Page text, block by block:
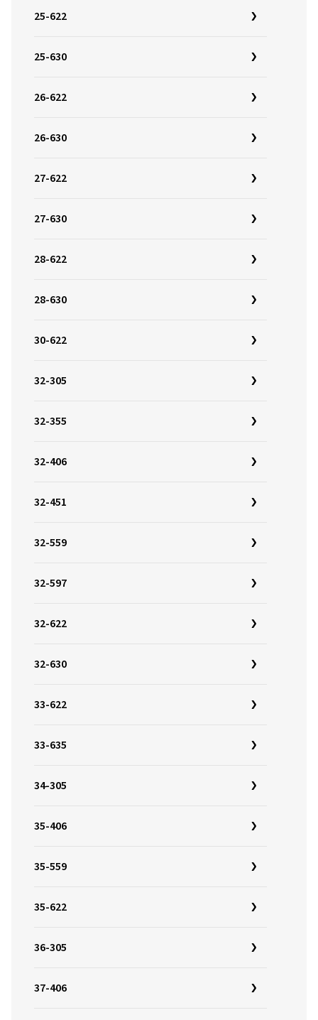
25-622
25-630
26-622
26-630
27-622
27-630
28-622
28-630
30-622
32-305
32-355
32-406
32-451
32-559
32-597
32-622
32-630
33-622
33-635
34-305
35-406
35-559
35-622
36-305
37-406